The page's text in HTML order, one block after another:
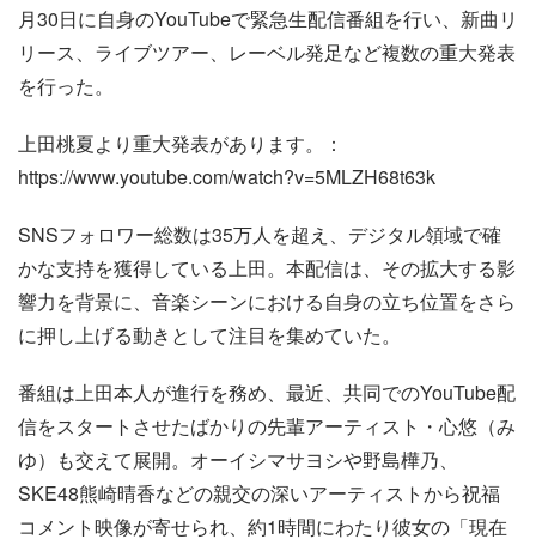
月30日に自身のYouTubeで緊急生配信番組を行い、新曲リ
リース、ライブツアー、レーベル発足など複数の重大発表
を行った。
上田桃夏より重大発表があります。：
https://www.youtube.com/watch?v=5MLZH68t63k
SNSフォロワー総数は35万人を超え、デジタル領域で確
かな支持を獲得している上田。本配信は、その拡大する影
響力を背景に、音楽シーンにおける自身の立ち位置をさら
に押し上げる動きとして注目を集めていた。
番組は上田本人が進行を務め、最近、共同でのYouTube配
信をスタートさせたばかりの先輩アーティスト・心悠（み
ゆ）も交えて展開。オーイシマサヨシや野島樺乃、
SKE48熊崎晴香などの親交の深いアーティストから祝福
コメント映像が寄せられ、約1時間にわたり彼女の「現在